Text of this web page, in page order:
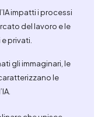
impatti i processi
del lavoro e le
privati.
gli immaginari, le
le